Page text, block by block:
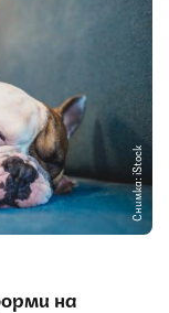
Снимка: iStock
на